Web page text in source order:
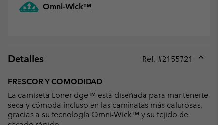
Omni-Wick™
Detalles Ref. #2155721
FRESCOR Y COMODIDAD
La camiseta Loneridge™ está diseñada para mantenerte
seca y cómoda incluso en las caminatas más calurosas,
gracias a su tecnología Omni-Wick™ y su tejido de